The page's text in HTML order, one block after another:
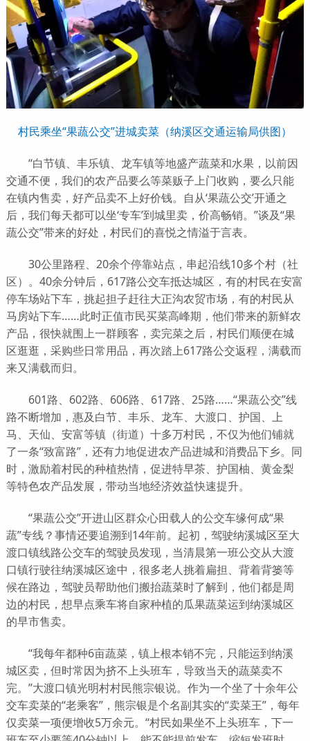
村民乘坐“果蔬公交”进城卖菜（纳溪区交通运输局供图）
“白节镇、丰乐镇、龙车镇等地盛产蔬菜和水果，以前因
交通不便，我们的农产品要么等菜贩子上门收购，要么只能
在镇内售卖，好产品卖不上好价钱。自从‘果蔬公交’开通之
后，我们每天都可以坐‘专车’到城里卖，价高畅销。”谈及“果
蔬公交”带来的好处，村民们的喜悦之情溢于言表。
30公里路程、20余个停靠站点，串起沿线10多个村（社
区）。40余分钟后，617路公交车抵达城区，有的村民在安富
停车场站下车，挑起担子赶往大正沟农贸市场，有的村民从
马房站下车……此时正值市民买菜高峰期，他们带来的新鲜农
产品，很快就围上一群顾客，卖完菜之后，村民们顺便在城
区逛逛，采购些日常用品，再次踏上617路公交返程，满载而
来又满载而归。
601路、602路、606路、617路、25路……“果蔬公交”线
路不断增加，惠及白节、丰乐、龙车、大渡口、护国、上
马、天仙、安富等镇（街道）十多万村民，不仅为他们铺就
了一条“致富路”，还有力地促进农产品进城和消费品下乡。同
时，激励着村民的种植热情，促进特早茶、护国柚、黄金梨
等特色农产品发展，带动当地经济效益快速提升。
“果蔬公交”开进山区群众心田载人的公交车缘何成“果
蔬”专线？事情还要追溯到14年前。起初，驾驶纳溪城区至大
渡口镇线路公交车的驾驶员发现，当清晨第一班公交从大渡
口镇行驶往纳溪城区途中，很多老人挑着扁担、背着背篓等
候在路边，驾驶员帮助他们搬抬蔬菜时了解到，他们都是周
边的村民，想早点乘车将自家种植的瓜果蔬菜运到纳溪城区
的早市售卖。
“我每年都种6亩蔬菜，镇上根本销不完，只能运到纳溪
城区卖，但时常因为挤不上头班车，导致当天的蔬菜卖不
完。”大渡口镇光明村村民熊宗银说。作为一个坐了十余年公
交车卖菜的“老乘客”，熊宗银是个名副其实的“卖菜王”，每年
仅卖菜一项便增收5万余元。“村民如果坐不上头班车，下一